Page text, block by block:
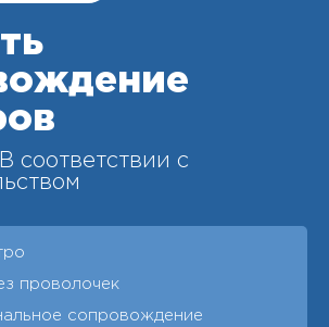
соответствии с
проволочек
сопровождение